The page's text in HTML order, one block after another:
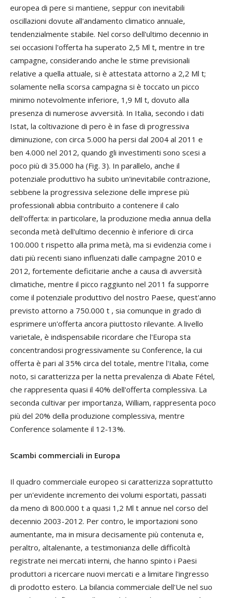
europea di pere si mantiene, seppur con inevitabili
oscillazioni dovute all'andamento climatico annuale,
tendenzialmente stabile. Nel corso dell'ultimo decennio in
sei occasioni l'offerta ha superato 2,5 Ml t, mentre in tre
campagne, considerando anche le stime previsionali
relative a quella attuale, si è attestata attorno a 2,2 Ml t;
solamente nella scorsa campagna si è toccato un picco
minimo notevolmente inferiore, 1,9 Ml t, dovuto alla
presenza di numerose avversità. In Italia, secondo i dati
Istat, la coltivazione di pero è in fase di progressiva
diminuzione, con circa 5.000 ha persi dal 2004 al 2011 e
ben 4.000 nel 2012, quando gli investimenti sono scesi a
poco più di 35.000 ha (Fig. 3). In parallelo, anche il
potenziale produttivo ha subito un'inevitabile contrazione,
sebbene la progressiva selezione delle imprese più
professionali abbia contribuito a contenere il calo
dell'offerta: in particolare, la produzione media annua della
seconda metà dell'ultimo decennio è inferiore di circa
100.000 t rispetto alla prima metà, ma si evidenzia come i
dati più recenti siano influenzati dalle campagne 2010 e
2012, fortemente deficitarie anche a causa di avversità
climatiche, mentre il picco raggiunto nel 2011 fa supporre
come il potenziale produttivo del nostro Paese, quest'anno
previsto attorno a 750.000 t , sia comunque in grado di
esprimere un'offerta ancora piuttosto rilevante. A livello
varietale, è indispensabile ricordare che l'Europa sta
concentrandosi progressivamente su Conference, la cui
offerta è pari al 35% circa del totale, mentre l'Italia, come
noto, si caratterizza per la netta prevalenza di Abate Fétel,
che rappresenta quasi il 40% dell'offerta complessiva. La
seconda cultivar per importanza, William, rappresenta poco
più del 20% della produzione complessiva, mentre
Conference solamente il 12-13%.
Scambi commerciali in Europa
Il quadro commerciale europeo si caratterizza soprattutto
per un'evidente incremento dei volumi esportati, passati
da meno di 800.000 t a quasi 1,2 Ml t annue nel corso del
decennio 2003-2012. Per contro, le importazioni sono
aumentante, ma in misura decisamente più contenuta e,
peraltro, altalenante, a testimonianza delle difficoltà
registrate nei mercati interni, che hanno spinto i Paesi
produttori a ricercare nuovi mercati e a limitare l'ingresso
di prodotto estero. La bilancia commerciale dell'Ue nel suo